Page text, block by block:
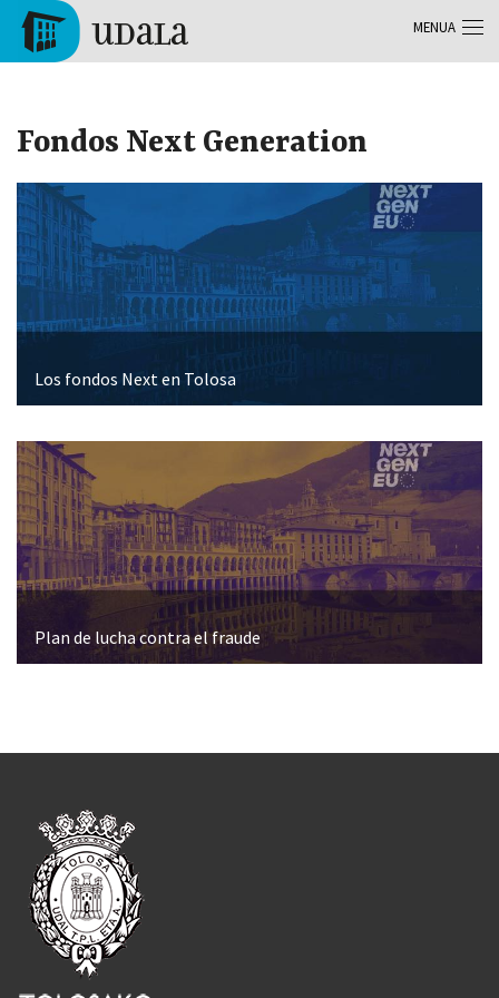
Skip to main content
Fondos Next Generation
Los fondos Next en Tolosa
Plan de lucha contra el fraude
MENUA